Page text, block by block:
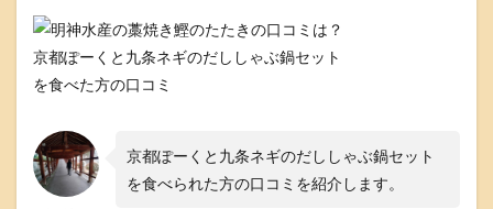
京都ぽーくと九条ネギのだししゃぶ鍋セット
を食べた方の口コミ
京都ぽーくと九条ネギのだししゃぶ鍋セット
を食べられた方の口コミを紹介します。